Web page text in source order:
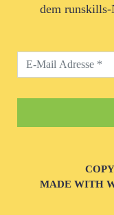
dem runskills-
MADE WITH